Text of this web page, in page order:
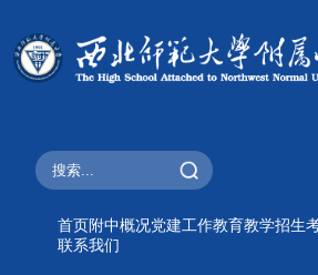
首页 附中概况党建工作教育教学招生
联系我们